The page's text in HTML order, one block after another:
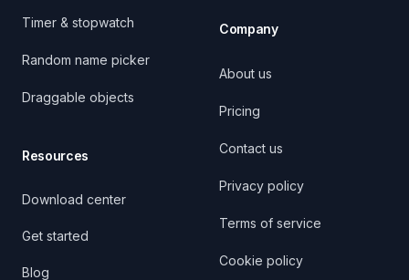
Timer & stopwatch
Random name picker
Draggable objects
Resources
Download center
Get started
Blog
Company
About us
Pricing
Contact us
Privacy policy
Terms of service
Cookie policy